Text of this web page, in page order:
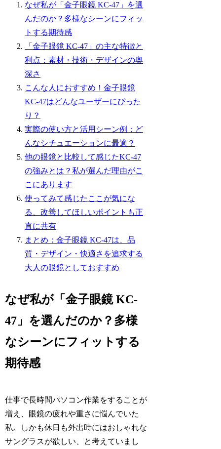
なぜ私が「金子眼鏡 KC-47」を選
んだのか？多様なシーンにフィッ
トする期待感
「金子眼鏡 KC-47」の主な特徴と
利点：素材・技術・デザインの奥
深さ
こんな人におすすめ！金子眼鏡
KC-47はどんなユーザーにぴった
り？
実際の使い方と活用シーン例：ど
んなシチュエーションに最適？
他の眼鏡と比較して感じたKC-47
の強みとは？私が選んだ理由がこ
こにあります
使ってみて感じたここが気にな
る、改善してほしいポイントも正
直に共有
まとめ：金子眼鏡 KC-47は、品
質・デザイン・快適さを追求する
大人の眼鏡としておすすめ
なぜ私が「金子眼鏡 KC-
47」を選んだのか？多様
なシーンにフィットする
期待感
仕事で長時間パソコン作業をすることが
増え、眼鏡の疲れや重さに悩んでいた
私。しかも休日も外出時にはおしゃれな
サングラスが欲しい、と考えていまし